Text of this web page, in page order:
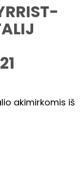
akimirkomis iš